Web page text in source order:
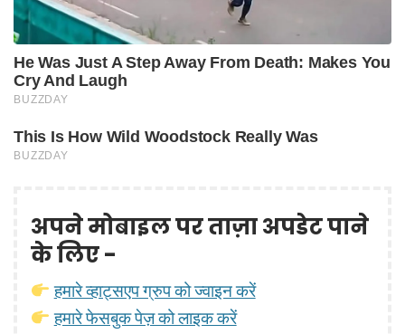
अपने मोबाइल पर ताज़ा अपडेट पाने
के लिए -
हमारे व्हाट्सएप ग्रुप को ज्वाइन करें
हमारे फेसबुक पेज़ को लाइक करें